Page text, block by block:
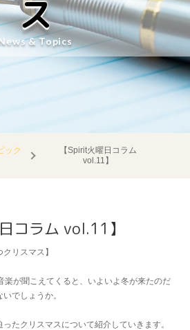
ス
& Topics
ック
【Spirit火曜日コラム
vol.11】
コラム vol.11】
リスマス】
楽が聞こえてくると、いよいよ冬が来たのだ
でしょうか。
たクリスマスについて紹介していきます。